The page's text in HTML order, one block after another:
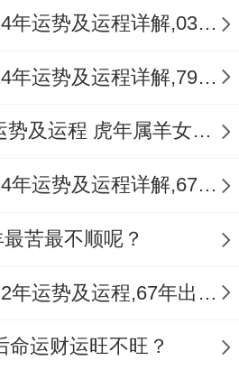
2003年属羊人2024年运势及运程详解,03年出生21岁肖羊人在2024全年每月运势完整版
1979年属羊人2024年运势及运程详解,79年出生45岁肖羊人在2024全年每月运势完整版
2022年属羊女性运势及运程 虎年属羊女带什么旺财
1967年属羊人2024年运势及运程详解,67年出生57岁肖羊人在2024全年每月运势完整版
苦最不顺呢？
1967年属羊人2022年运势及运程,67年出生的55岁属羊2022年每月运程详解
命运财运旺不旺？